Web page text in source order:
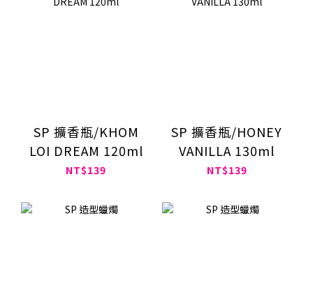
SP 擴香瓶/KHOM
LOI DREAM 120ml
NT$139
SP 擴香瓶/HONEY
VANILLA 130ml
NT$139